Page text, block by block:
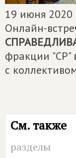
19 июня 2020
Онлайн-
фракции "СР"
с
См. также
разделы